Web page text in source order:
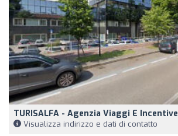
TURISALFA - Agenzia Viaggi E Incentive
Visualizza indirizzo e dati di contatto